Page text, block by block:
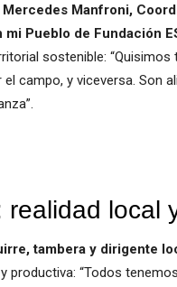
Mercedes Manfroni,
Pueblo de Fundación
sostenible:
campo, y viceversa. Son
realidad local
tambera y dirigente
productiva: “Todos